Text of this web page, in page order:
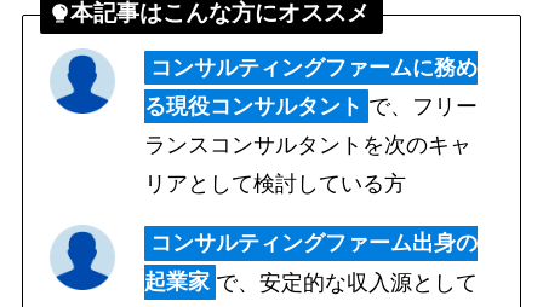
本記事はこんな方にオススメ
コンサルティングファームに務め
る現役コンサルタント で、
フリー
ランスコンサルタントを次のキャ
リアとして検討している方
コンサルティングファーム出身の
起業家 で、 安定的な収入源として